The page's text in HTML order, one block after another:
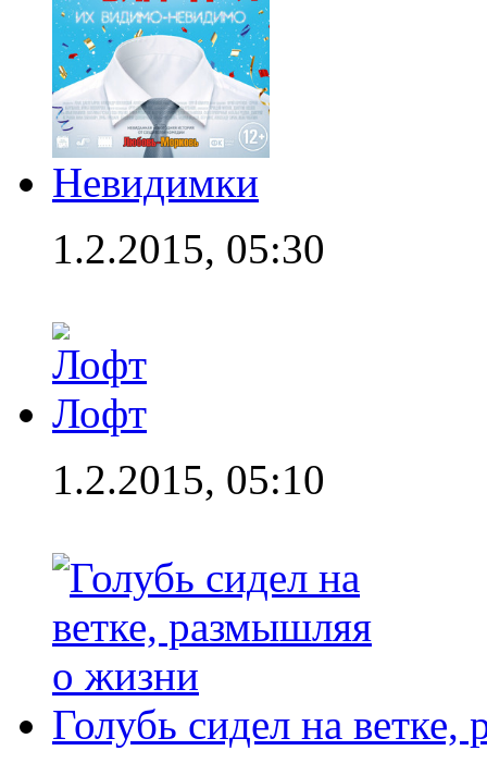
Невидимки
1.2.2015, 05:30
Лофт
1.2.2015, 05:10
Голубь сидел на